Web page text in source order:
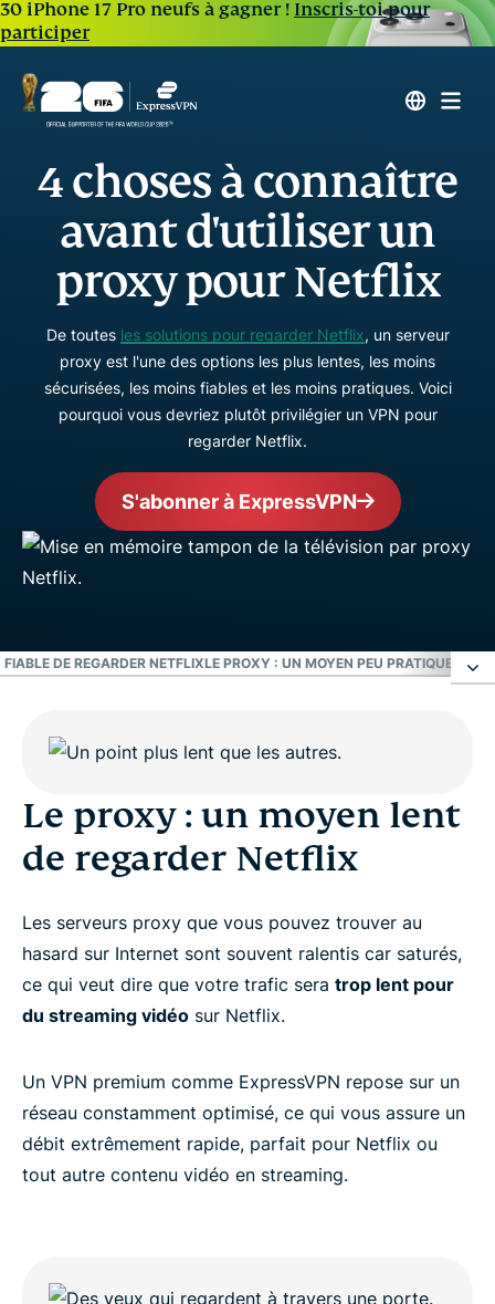
30 iPhone 17 Pro neufs à gagner ! Inscris-toi pour
participer
4 choses à connaître
avant d'utiliser un
proxy pour Netflix
De toutes les solutions pour regarder Netflix, un serveur
proxy est l'une des options les plus lentes, les moins
sécurisées, les moins fiables et les moins pratiques. Voici
pourquoi vous devriez plutôt privilégier un VPN pour
regarder Netflix.
S'abonner à ExpressVPN
DE REGARDER NETFLIXLE PROXY : UN MOYEN PEU PRATIQUE DE
Netflix
Le proxy : un moyen peu pratique de regarder
Netflix
Vous cherchez un proxy pour regarder Netflix ?
Le proxy : un moyen lent
de regarder Netflix
Les serveurs proxy que vous pouvez trouver au
hasard sur Internet sont souvent ralentis car saturés,
ce qui veut dire que votre trafic sera trop lent pour
du streaming vidéo sur Netflix.
Un VPN premium comme ExpressVPN repose sur un
réseau constamment optimisé, ce qui vous assure un
débit extrêmement rapide, parfait pour Netflix ou
tout autre contenu vidéo en streaming.